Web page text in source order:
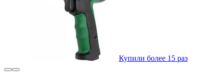
Купили более 15 раз